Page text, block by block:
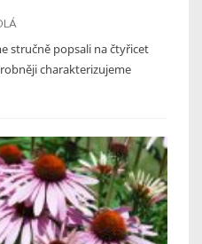
stručně popsali na čtyřicet
charakterizujeme